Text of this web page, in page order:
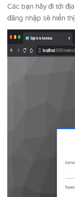
Các bạn hãy đi tới
đăng nhập sẽ hiển